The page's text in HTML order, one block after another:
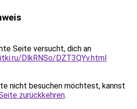
Seite versucht, dich an
DlkRNSo/DZT3QYv.html
nicht besuchen möchtest, kannst
zurückkehren.